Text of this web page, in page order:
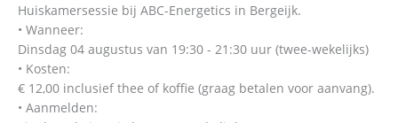
Huiskamersessie bij ABC-Energetics in Bergeijk.
• Wanneer:
Dinsdag 04 augustus van 19:30 - 21:30 uur (twee-wekelijks)
• Kosten:
€ 12,00 inclusief thee of koffie (graag betalen voor aanvang).
• Aanmelden: